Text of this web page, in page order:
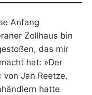
Anfang
Zollhaus bin
das mir
hat: »Der
von Jan Reetze.
hatte